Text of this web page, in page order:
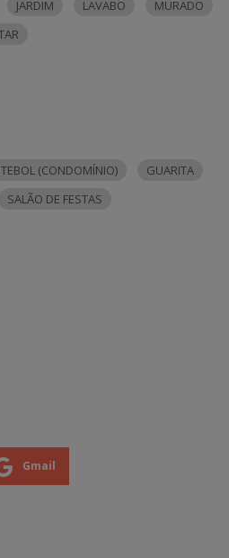
JARDIM LAVABO
MURADO
(CONDOMÍNIO)
GUARITA
SALÃO DE FESTAS
Gmail